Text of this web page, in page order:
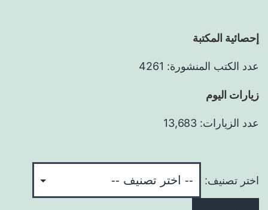
إحصائية المكتبة
عدد الكتب المنشورة: 4261
زيارات اليوم
عدد الزيارات: 13,683
اختر تصنيف: